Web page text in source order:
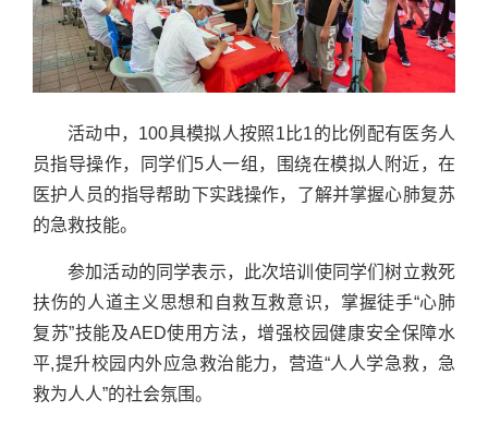
活动中，100具模拟人按照1比1的比例配有医务人
员指导操作，同学们5人一组，围绕在模拟人附近，在
医护人员的指导帮助下实践操作，了解并掌握心肺复苏
的急救技能。
参加活动的同学表示，此次培训使同学们树立救死
扶伤的人道主义思想和自救互救意识，掌握徒手“心肺
复苏”技能及AED使用方法，增强校园健康安全保障水
平,提升校园内外应急救治能力，营造“人人学急救，急
救为人人”的社会氛围。